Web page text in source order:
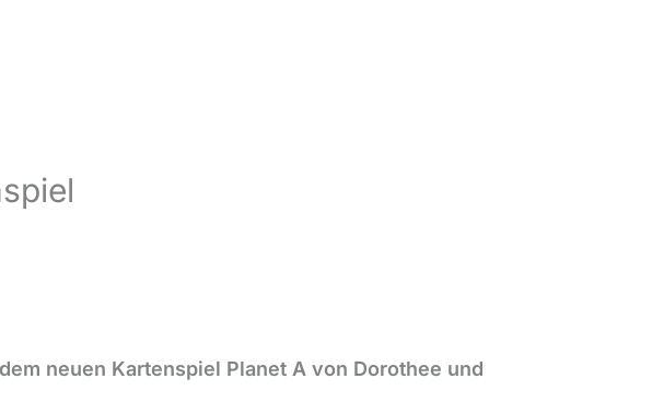
neuen Kartenspiel Planet A von Dorothee und